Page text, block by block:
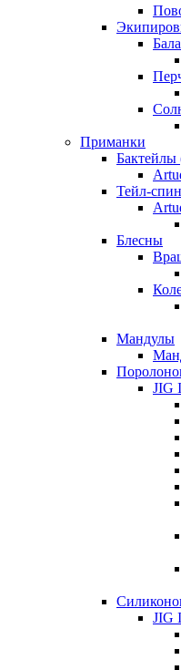
Приманки
Тейл-
Блесны
Мандулы
JIG
JIG